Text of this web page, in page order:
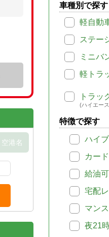
車種別で探す
軽自動
ステー
ミニバ
軽トラ
トラッ
(ハイエー
特徴で探す
ハイ
カー
給油
宅配
マン
夜21
空港名